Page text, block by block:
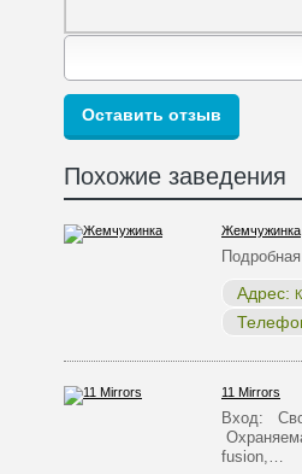
Похожие заведения
Жемчужинка
Адрес:
11 Mirrors
Вход:
fusion,…